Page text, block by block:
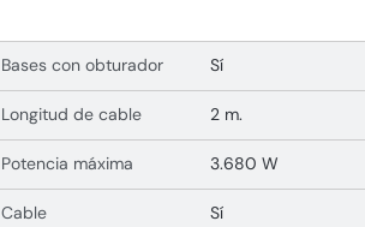
Bases con obturador Sí
Longitud de cable 2 m.
Potencia máxima 3.680 W
Cable Sí